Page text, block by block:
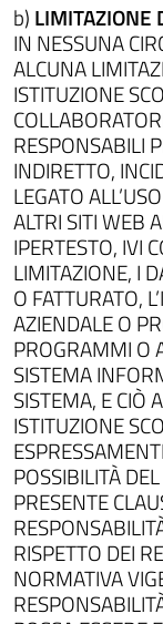
b) LIMITAZIONE
IN NESSUNA
ALCUNA
ISTITUZIONE
RESPONSABILI
INDIRETTO,
LEGATO
ALTRI SITI WEB
IPERTESTO, IVI
LIMITAZIONE, I
O FATTURATO,
AZIENDALE O
PROGRAMMI O
SISTEMA
SISTEMA, E CIÒ
ISTITUZIONE
POSSIBILITÀ
PRESENTE
RISPETTO DEI
NORMATIVA